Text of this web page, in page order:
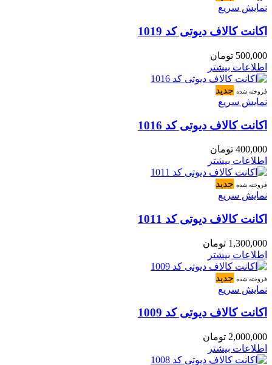
نمایش سریع
اکانت کالاف دیوتی کد 1019
500,000 تومان
اطلاعات بیشتر
فروخته شده جدید
نمایش سریع
اکانت کالاف دیوتی کد 1016
400,000 تومان
اطلاعات بیشتر
فروخته شده جدید
نمایش سریع
اکانت کالاف دیوتی کد 1011
1,300,000 تومان
اطلاعات بیشتر
فروخته شده جدید
نمایش سریع
اکانت کالاف دیوتی کد 1009
2,000,000 تومان
اطلاعات بیشتر